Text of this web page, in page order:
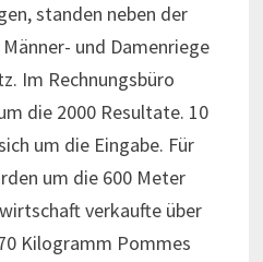
standen neben der
und Damenriege
Im Rechnungsbüro
die 2000 Resultate. 10
um die Eingabe. Für
um die 600 Meter
verkaufte über
Kilogramm Pommes